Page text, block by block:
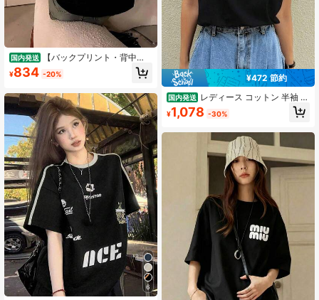
国内発送
【バックプリント・背中
側】祭 まつり（筆文字）日の丸 お祭
り 衣装 体育祭 文化祭 イベント 面白
¥834 -20%
6
¥472 節約
国内発送 レディース コットン 半袖 ラ
ウンドネック カジュアル キュート T
シャツ カートゥーン グラフィック
¥1,078 -30%